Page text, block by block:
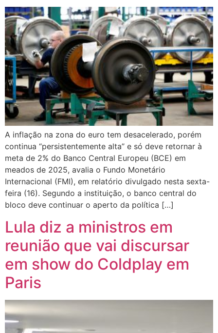
A inflação na zona do euro tem desacelerado, porém
continua “persistentemente alta” e só deve retornar à
meta de 2% do Banco Central Europeu (BCE) em
meados de 2025, avalia o Fundo Monetário
Internacional (FMI), em relatório divulgado nesta sexta-
feira (16). Segundo a instituição, o banco central do
bloco deve continuar o aperto da política […]
Lula diz a ministros em
reunião que vai discursar
em show do Coldplay em
Paris